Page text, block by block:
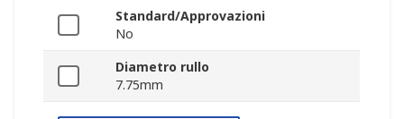
Standard/Approvazioni
No
Diametro rullo
7.75mm